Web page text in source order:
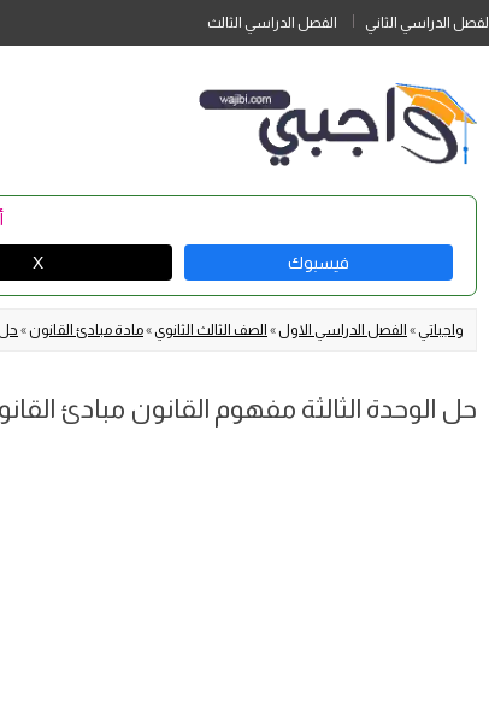
الفصل الدراسي الثاني الفصل الدراسي الثالث
فيسبوك X
واجباتي » الفصل الدراسي الاول» الصف الثالث الثانوي »مادة مبادئ القانون» حل
حل الوحدة الثالثة مفهوم القانون مبادئ